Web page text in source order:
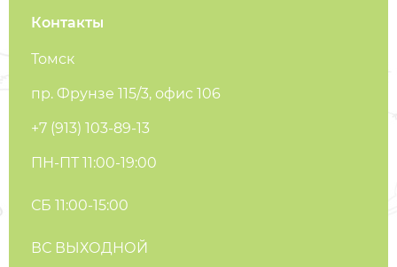
Контакты
Томск
пр. Фрунзе 115/3, офис 106
+7 (913) 103-89-13
ПН-ПТ 11:00-19:00
СБ 11:00-15:00
ВС ВЫХОДНОЙ